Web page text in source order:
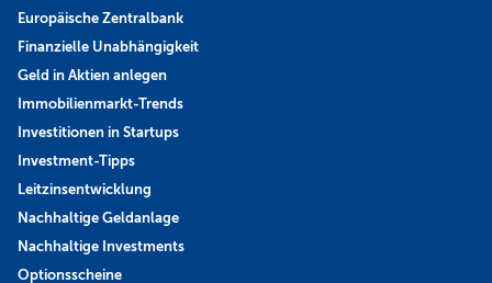
Europäische Zentralbank
Finanzielle Unabhängigkeit
Geld in Aktien anlegen
Immobilienmarkt-Trends
Investitionen in Startups
Investment-Tipps
Leitzinsentwicklung
Nachhaltige Geldanlage
Nachhaltige Investments
Optionsscheine